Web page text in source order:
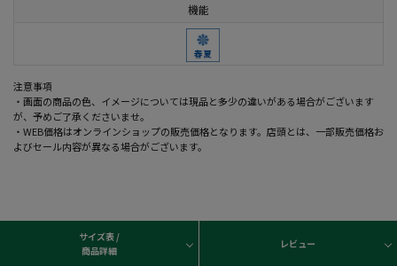
機能
注意事項
・画面の商品の色、イメージについては現品と多少の違いがある場合がございます
が、予めご了承くださいませ。
・WEB価格はオンラインショップの販売価格となります。店頭とは、一部販売価格お
よびセール内容が異なる場合がございます。
サイズ表 /
商品詳細
レビュー